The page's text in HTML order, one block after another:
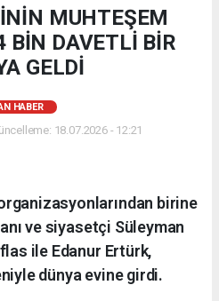
MUHTEŞEM
BİN DAVETLİ BİR
GELDİ
HABER
18.07.2026 - 12:21
birine
ve siyasetçi Süleyman
ile Edanur Ertürk,
dünya evine girdi.